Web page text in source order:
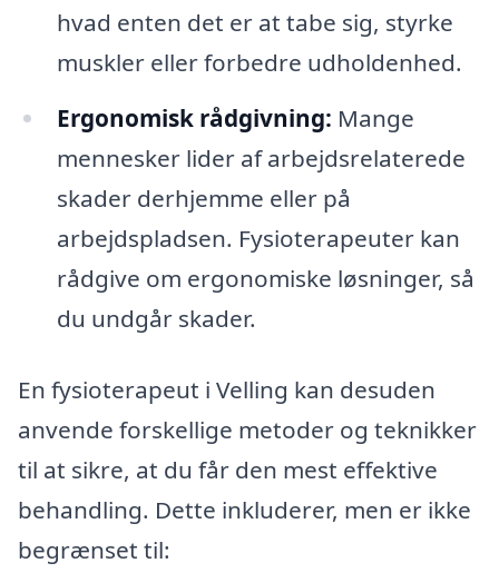
hvad enten det er at tabe sig, styrke
muskler eller forbedre udholdenhed.
Ergonomisk rådgivning: Mange
mennesker lider af arbejdsrelaterede
skader derhjemme eller på
arbejdspladsen. Fysioterapeuter kan
rådgive om ergonomiske løsninger, så
du undgår skader.
En fysioterapeut i Velling kan desuden
anvende forskellige metoder og teknikker
til at sikre, at du får den mest effektive
behandling. Dette inkluderer, men er ikke
begrænset til: